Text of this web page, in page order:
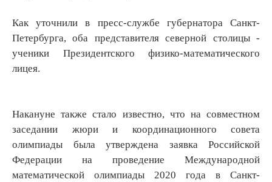
Как уточнили в пресс-службе губернатора Санкт-
Петербурга, оба представителя северной столицы -
ученики Президентского физико-математического
лицея.
Накануне также стало известно, что на совместном
заседании жюри и координационного совета
олимпиады была утверждена заявка Российской
Федерации на проведение Международной
математической олимпиады 2020 года в Санкт-